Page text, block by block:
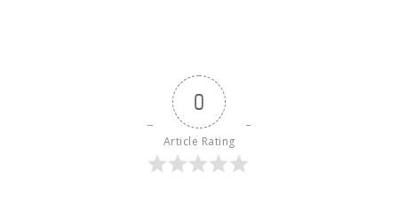
0
Article Rating